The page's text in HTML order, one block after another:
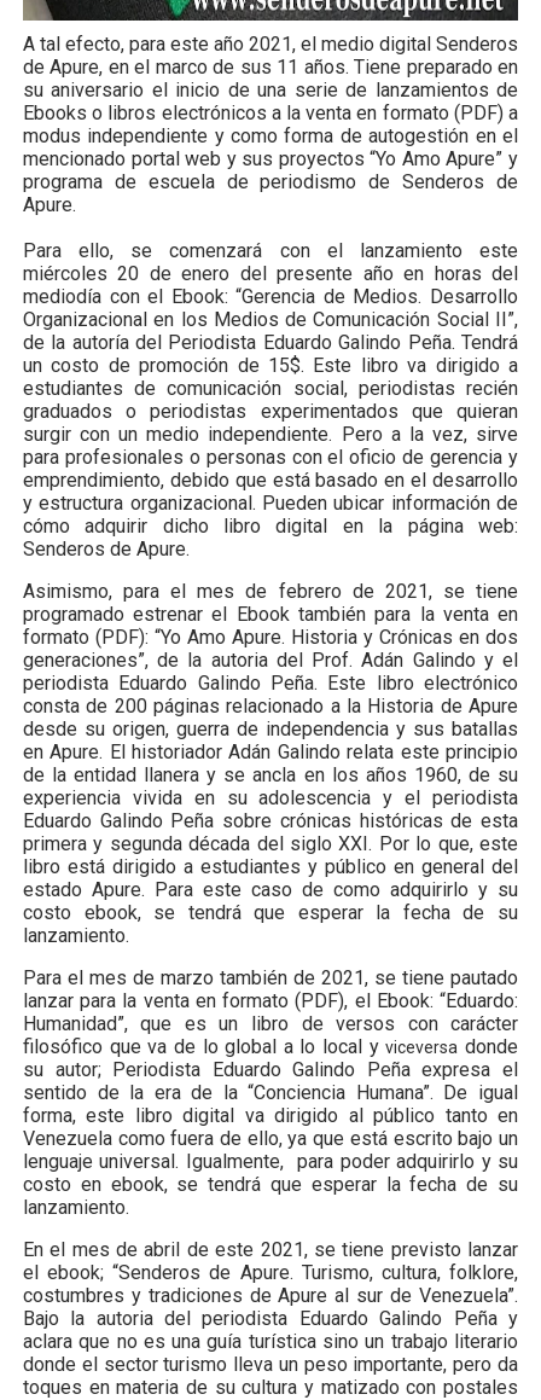
A tal efecto, para este año 2021, el medio digital Senderos
de Apure, en el marco de sus 11 años. Tiene preparado en
su aniversario el inicio de una serie de lanzamientos de
Ebooks o libros electrónicos a la venta en formato (PDF) a
modus independiente y como forma de autogestión en el
mencionado portal web y sus proyectos “Yo Amo Apure” y
programa de escuela de periodismo de Senderos de
Apure.
Para ello, se comenzará con el lanzamiento este
miércoles 20 de enero del presente año en horas del
mediodía con el Ebook: “Gerencia de Medios. Desarrollo
Organizacional en los Medios de Comunicación Social II”,
de la autoría del Periodista Eduardo Galindo Peña. Tendrá
un costo de promoción de 15$. Este libro va dirigido a
estudiantes de comunicación social, periodistas recién
graduados o periodistas experimentados que quieran
surgir con un medio independiente. Pero a la vez, sirve
para profesionales o personas con el oficio de gerencia y
emprendimiento, debido que está basado en el desarrollo
y estructura organizacional. Pueden ubicar información de
cómo adquirir dicho libro digital en la página web:
Senderos de Apure.
Asimismo, para el mes de febrero de 2021, se tiene
programado estrenar el Ebook también para la venta en
formato (PDF): “Yo Amo Apure. Historia y Crónicas en dos
generaciones”, de la autoria del Prof. Adán Galindo y el
periodista Eduardo Galindo Peña. Este libro electrónico
consta de 200 páginas relacionado a la Historia de Apure
desde su origen, guerra de independencia y sus batallas
en Apure. El historiador Adán Galindo relata este principio
de la entidad llanera y se ancla en los años 1960, de su
experiencia vivida en su adolescencia y el periodista
Eduardo Galindo Peña sobre crónicas históricas de esta
primera y segunda década del siglo XXI. Por lo que, este
libro está dirigido a estudiantes y público en general del
estado Apure. Para este caso de como adquirirlo y su
costo ebook, se tendrá que esperar la fecha de su
lanzamiento.
Para el mes de marzo también de 2021, se tiene pautado
lanzar para la venta en formato (PDF), el Ebook: “Eduardo:
Humanidad”, que es un libro de versos con carácter
filosófico que va de lo global a lo local yviceversa donde
su autor; Periodista Eduardo Galindo Peña expresa el
sentido de la era de la “Conciencia Humana”. De igual
forma, este libro digital va dirigido al público tanto en
Venezuela como fuera de ello, ya que está escrito bajo un
lenguaje universal. Igualmente, para poder adquirirlo y su
costo en ebook, se tendrá que esperar la fecha de su
lanzamiento.
En el mes de abril de este 2021, se tiene previsto lanzar
el ebook; “Senderos de Apure. Turismo, cultura, folklore,
costumbres y tradiciones de Apure al sur de Venezuela”.
Bajo la autoria del periodista Eduardo Galindo Peña y
aclara que no es una guía turística sino un trabajo literario
donde el sector turismo lleva un peso importante, pero da
toques en materia de su cultura y matizado con postales